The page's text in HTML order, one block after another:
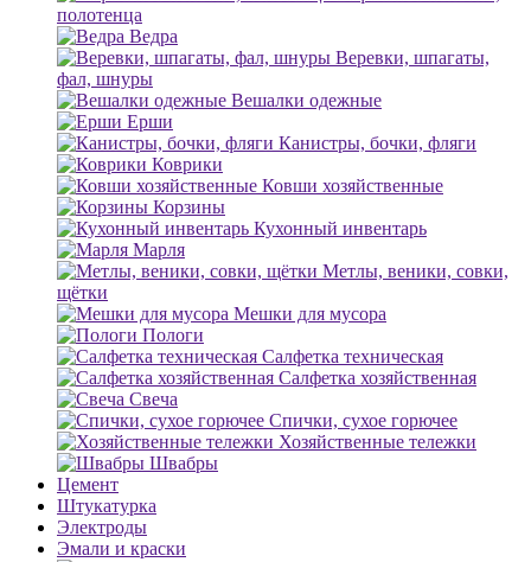
полотенца
Ведра
Веревки, шпагаты,
фал, шнуры
Вешалки одежные
Ерши
Канистры, бочки, фляги
Коврики
Ковши хозяйственные
Корзины
Кухонный инвентарь
Марля
Метлы, веники, совки,
щётки
Мешки для мусора
Пологи
Салфетка техническая
Салфетка хозяйственная
Свеча
Спички, сухое горючее
Хозяйственные тележки
Швабры
Цемент
Штукатурка
Электроды
Эмали и краски